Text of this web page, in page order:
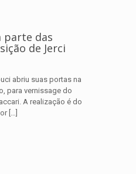
parte das
de Jerci
abriu suas portas na
para vernissage do
A realização é do
[…]